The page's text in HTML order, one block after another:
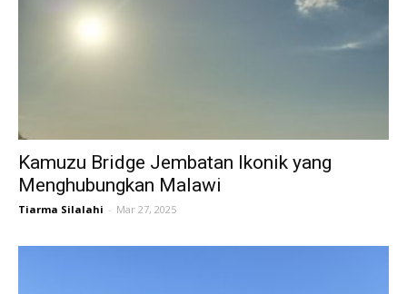
Kamuzu Bridge Jembatan Ikonik yang
Menghubungkan Malawi
Tiarma Silalahi - Mar 27, 2025